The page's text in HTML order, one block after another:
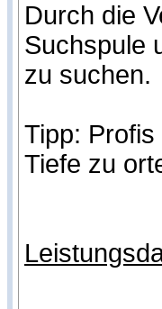
Durch die
Suchspule
zu suchen.
Tipp:
Tiefe zu